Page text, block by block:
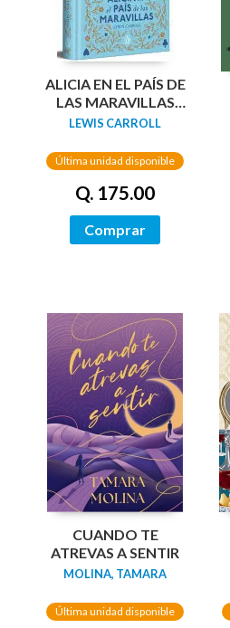
ALICIA EN EL PAÍS DE
LAS MARAVILLAS
(EDICIÓN LIMITADA
PINTADOS)
LEWIS CARROLL
Última unidad disponible
Q. 175.00
Comprar
CUANDO TE
ATREVAS A SENTIR
MOLINA, TAMARA
Última unidad disponible